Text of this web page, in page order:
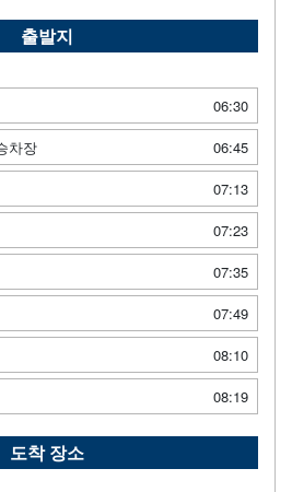
출발지
06:30
차장
06:45
07:13
07:23
07:35
07:49
08:10
08:19
도착 장소